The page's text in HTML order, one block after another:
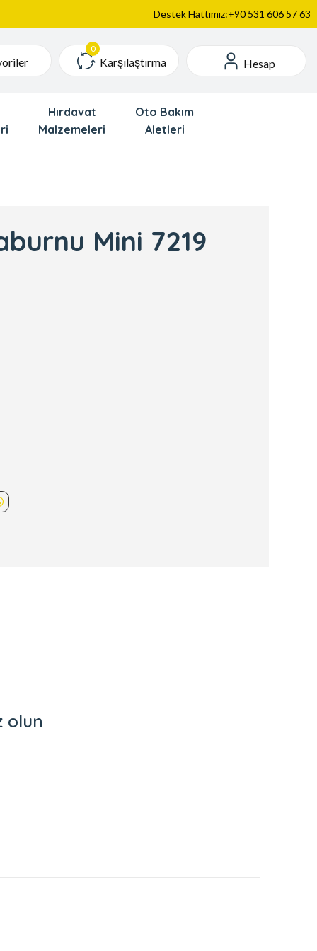
Destek Hattımız:+90 531 606 57 63
Karşılaştırma Hesap
Hırdavat
Malzemeleri
Oto Bakım
Aletleri
Mini 7219
olun